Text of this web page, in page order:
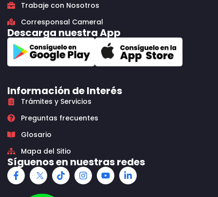
Trabaje con Nosotros
Corresponsal Cameral
Descarga nuestra App
Información de Interés
Trámites y Servicios
Preguntas frecuentes
Glosario
Mapa del Sitio
Síguenos en nuestras redes